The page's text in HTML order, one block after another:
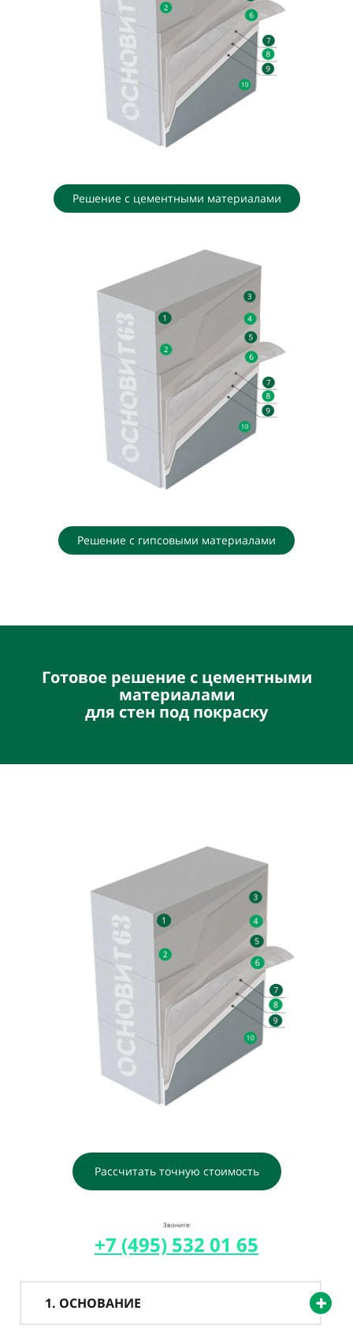
Решение с цементными материалами
Решение с гипсовыми материалами
Готовое решение с цементными
материалами
для стен под покраску
Рассчитать точную стоимость
Звоните:
+7 (495) 532 01 65
1. ОСНОВАНИЕ